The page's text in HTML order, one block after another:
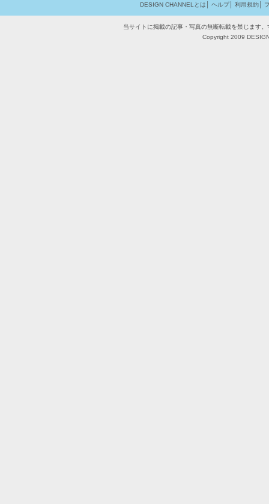
DESIGN CHANNELとは ヘルプ│ 利用規約│
当サイトに掲載の記事・写真の無断転載を禁じます
Copyright 2009